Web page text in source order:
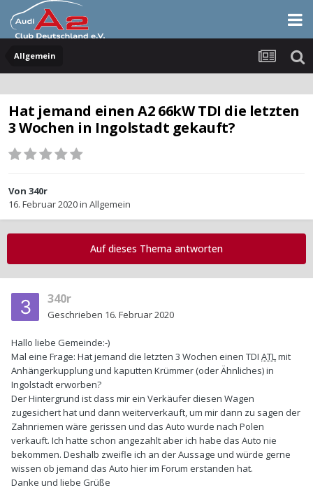
Allgemein
Hat jemand einen A2 66kW TDI die letzten
3 Wochen in Ingolstadt gekauft?
Von 340r
16. Februar 2020in Allgemein
Auf dieses Thema antworten
340r
Geschrieben 16. Februar 2020
Hallo liebe Gemeinde:-)
Mal eine Frage: Hat jemand die letzten 3 Wochen einen TDI ATLmit
Anhängerkupplung und kaputten Krümmer (oder Ähnliches) in
Ingolstadt erworben?
Der Hintergrund ist dass mir ein Verkäufer diesen Wagen
zugesichert hat und dann weiterverkauft, um mir dann zu sagen der
Zahnriemen wäre gerissen und das Auto wurde nach Polen
verkauft. Ich hatte schon angezahlt aber ich habe das Auto nie
bekommen. Deshalb zweifle ich an der Aussage und würde gerne
wissen ob jemand das Auto hier im Forum erstanden hat.
Danke und liebe Grüße